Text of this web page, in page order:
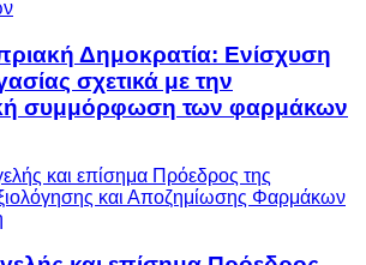
Δημοκρατία: Ενίσχυση
σχετικά με την
συμμόρφωση των φαρμάκων